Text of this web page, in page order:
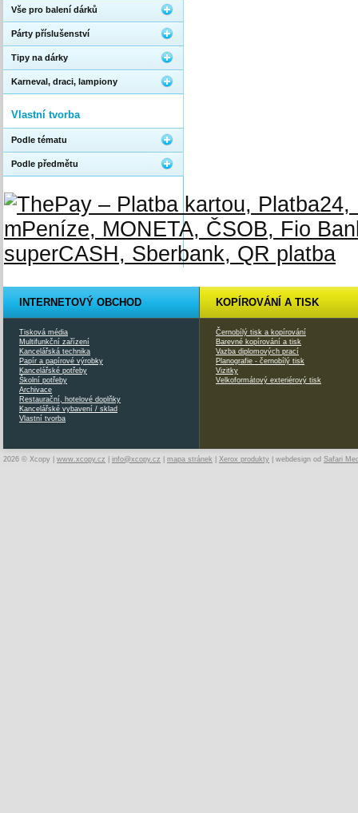
Vše pro balení dárků
Párty příslušenství
Tipy na dárky
Karneval, draci, lampiony
Vlastní tvorba
Podle tématu
Podle předmětu
INTERNETOVÝ OBCHOD
Tisková média
Multifunkční zařízení
Kancelářská technika
Papír a papírové výrobky
Kancelářské potřeby
Školní potřeby
Archivace
Restaurační, hotelové doplňky
Kancelářské vybavení / sklad
Vlastní tvorba
KOPÍROVÁNÍ A TISK
Černobílý tisk a kopírování
Barevné kopírování a tisk
Vazba diplomových prací
Planografie - černobílý tisk
Vizitky
Velkoformátový exteriérový tisk
2026 © Xcopy | www.xcopy.cz info@xcopy.cz mapa stránek Xerox produkty | webdesign od Safari